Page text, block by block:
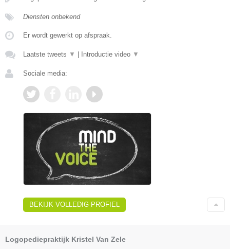
Diensten onbekend
Er wordt gewerkt op afspraak.
Laatste tweets ▼ Introductie video ▼
Sociale media:
BEKIJK VOLLEDIG PROFIEL
Logopediepraktijk Kristel Van Zele